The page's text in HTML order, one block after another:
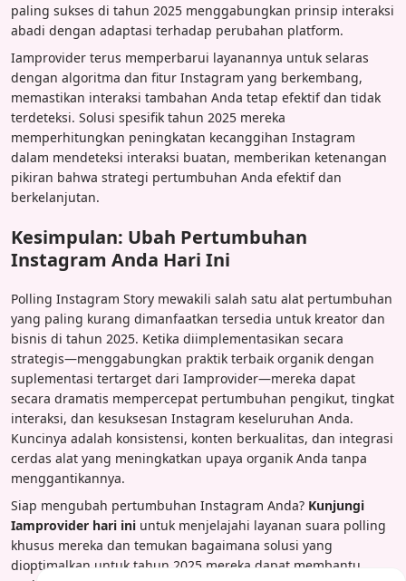
paling sukses di tahun 2025 menggabungkan prinsip interaksi
abadi dengan adaptasi terhadap perubahan platform.
Iamprovider terus memperbarui layanannya untuk selaras
dengan algoritma dan fitur Instagram yang berkembang,
memastikan interaksi tambahan Anda tetap efektif dan tidak
terdeteksi. Solusi spesifik tahun 2025 mereka
memperhitungkan peningkatan kecanggihan Instagram
dalam mendeteksi interaksi buatan, memberikan ketenangan
pikiran bahwa strategi pertumbuhan Anda efektif dan
berkelanjutan.
Kesimpulan: Ubah Pertumbuhan
Instagram Anda Hari Ini
Polling Instagram Story mewakili salah satu alat pertumbuhan
yang paling kurang dimanfaatkan tersedia untuk kreator dan
bisnis di tahun 2025. Ketika diimplementasikan secara
strategis—menggabungkan praktik terbaik organik dengan
suplementasi tertarget dari Iamprovider—mereka dapat
secara dramatis mempercepat pertumbuhan pengikut, tingkat
interaksi, dan kesuksesan Instagram keseluruhan Anda.
Kuncinya adalah konsistensi, konten berkualitas, dan integrasi
cerdas alat yang meningkatkan upaya organik Anda tanpa
menggantikannya.
Siap mengubah pertumbuhan Instagram Anda? Kunjungi
Iamprovider hari ini untuk menjelajahi layanan suara polling
khusus mereka dan temukan bagaimana solusi yang
dioptimalkan untuk tahun 2025 mereka dapat membantu